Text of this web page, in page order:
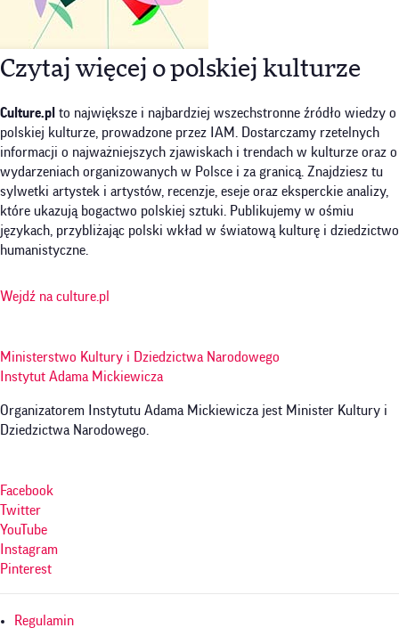
Czytaj więcej o polskiej kulturze
Culture.pl to największe i najbardziej wszechstronne źródło wiedzy o
polskiej kulturze, prowadzone przez IAM. Dostarczamy rzetelnych
informacji o najważniejszych zjawiskach i trendach w kulturze oraz o
wydarzeniach organizowanych w Polsce i za granicą. Znajdziesz tu
sylwetki artystek i artystów, recenzje, eseje oraz eksperckie analizy,
które ukazują bogactwo polskiej sztuki. Publikujemy w ośmiu
językach, przybliżając polski wkład w światową kulturę i dziedzictwo
humanistyczne.
Wejdź na culture.pl
Ministerstwo Kultury i Dziedzictwa Narodowego
Instytut Adama Mickiewicza
Organizatorem Instytutu Adama Mickiewicza jest Minister Kultury i
Dziedzictwa Narodowego.
Facebook
Twitter
YouTube
Instagram
Pinterest
Menu
Regulamin